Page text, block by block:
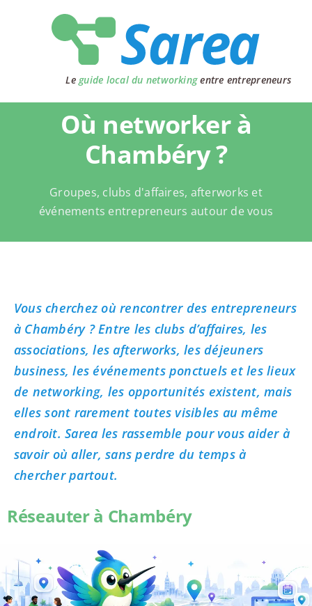
Le guide local du networkingentre entrepreneurs
Où networker à
Chambéry ?
Groupes, clubs d'affaires, afterworks et
événements entrepreneurs autour de vous
Vous cherchez où rencontrer des entrepreneurs
à Chambéry ? Entre les clubs d’affaires, les
associations, les afterworks, les déjeuners
business, les événements ponctuels et les lieux
de networking, les opportunités existent, mais
elles sont rarement toutes visibles au même
endroit. Sarea les rassemble pour vous aider à
savoir où aller, sans perdre du temps à
chercher partout.
Réseauter à Chambéry